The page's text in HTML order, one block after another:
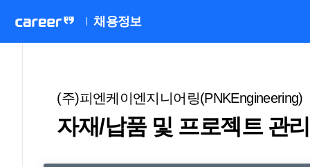
채용정보
(주)피엔케이엔지니어링(PNKEngineering)
자재/납품 및 프로젝트 관